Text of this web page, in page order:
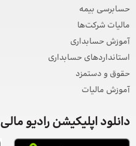
حسابرسی بیمه
مالیات شرکت‌ها
آموزش حسابداری
استانداردهای حسابداری
حقوق و دستمزد
آموزش مالیات
دانلود اپلیکیشن رادیو مالی